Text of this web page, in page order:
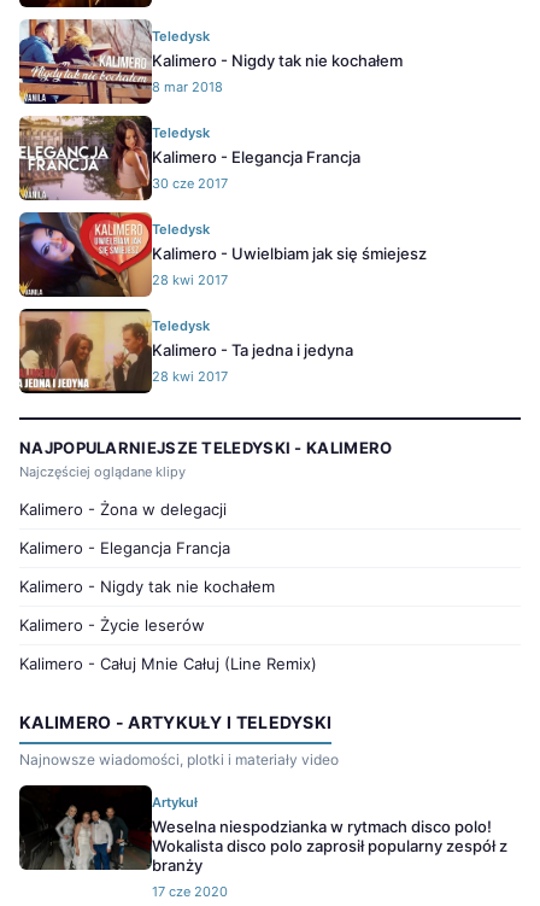
Teledysk
Kalimero - Nigdy tak nie kochałem
8 mar 2018
Teledysk
Kalimero - Elegancja Francja
30 cze 2017
Teledysk
Kalimero - Uwielbiam jak się śmiejesz
28 kwi 2017
Teledysk
Kalimero - Ta jedna i jedyna
28 kwi 2017
NAJPOPULARNIEJSZE TELEDYSKI - KALIMERO
Najczęściej oglądane klipy
Kalimero - Żona w delegacji
Kalimero - Elegancja Francja
Kalimero - Nigdy tak nie kochałem
Kalimero - Życie leserów
Kalimero - Całuj Mnie Całuj (Line Remix)
KALIMERO - ARTYKUŁY I TELEDYSKI
Najnowsze wiadomości, plotki i materiały video
Artykuł
Weselna niespodzianka w rytmach disco polo!
Wokalista disco polo zaprosił popularny zespół z
branży
17 cze 2020